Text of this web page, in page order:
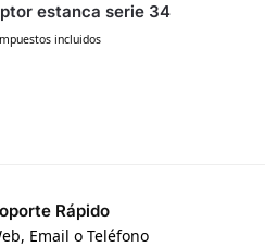
estanca serie 34
incluidos
Rápido
Email o Teléfono